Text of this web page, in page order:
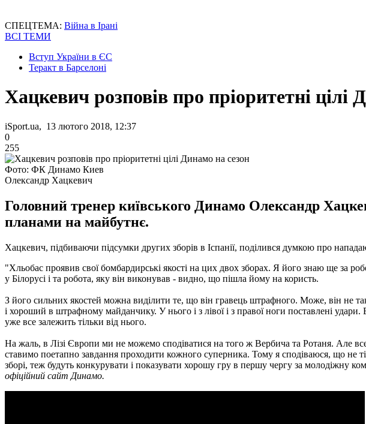
СПЕЦТЕМА: Війна в Ірані
ВСІ ТЕМИ
Вступ України в ЄС
Теракт в Барселоні
Хацкевич розповів про пріоритетні цілі
iSport.ua, 13 лютого 2018, 12:37
0
255
Фото: ФК Динамо Киев
Олександр Хацкевич
Головний тренер київського Динамо Олександр
планами на майбутнє.
Хацкевич, підбиваючи підсумки других зборів в Іспанії, поділився думкою про
"Хльобас проявив свої бомбардирські якості на цих двох зборах. Я його знаю ще за
у Білорусі і та робота, яку він виконував - видно, що пішла йому на користь.
З його сильних якостей можна виділити те, що він гравець штрафного. Може, він не
і хороший в штрафному майданчику. У нього і з лівої і з правої ноги поставлені удари.
уже все залежить тільки від нього.
На жаль, в Лізі Європи ми не можемо сподіватися на того ж Вербича та Ротаня. Але
ставимо поетапно завдання проходити кожного суперника. Тому я сподіваюся, що не
зборі, теж будуть конкурувати і показувати хорошу гру в першу чергу за молодіжну
офіційний сайт Динамо.